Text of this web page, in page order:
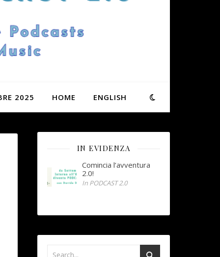
2025 HOME ENGLISH
IN EVIDENZA
Comincia l’avventura
2.0!
In PODCAST 2.0